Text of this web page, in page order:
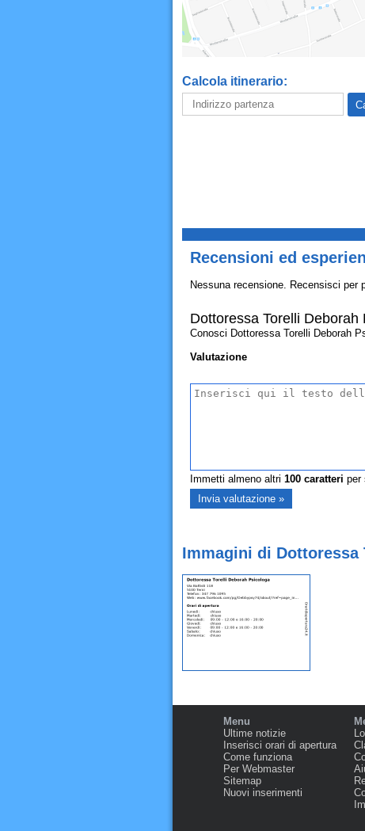
Calcola itinerario:
Recensioni ed
Nessuna recensione. Recensisci per
Dottoressa Torelli Deborah
Conosci Dottoressa Torelli Deborah
Valutazione
Immetti almeno altri 100caratteri per
Immagini di Dottoressa
Menu
Ultime notizie
Inserisci orari di apertura
Come funziona
Per Webmaster
Sitemap
Nuovi inserimenti